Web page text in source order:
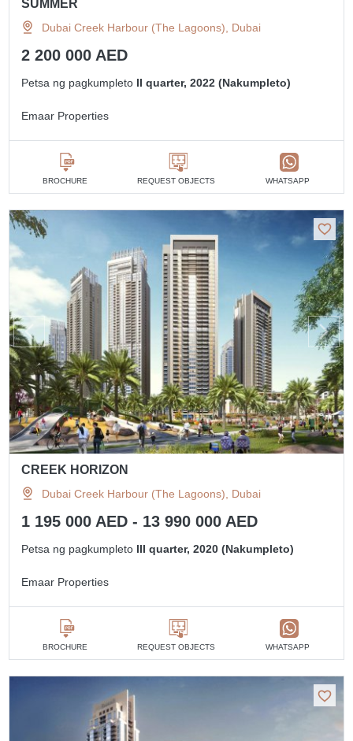
SUMMER
Dubai Creek Harbour (The Lagoons), Dubai
2 200 000 AED
Petsa ng pagkumpleto II quarter, 2022 (Nakumpleto)
Emaar Properties
BROCHURE REQUEST OBJECTS WHATSAPP
CREEK HORIZON
Dubai Creek Harbour (The Lagoons), Dubai
1 195 000 AED - 13 990 000 AED
Petsa ng pagkumpleto III quarter, 2020 (Nakumpleto)
Emaar Properties
BROCHURE REQUEST OBJECTS WHATSAPP